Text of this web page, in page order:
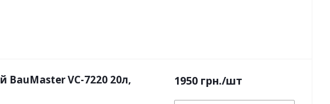
VC-7220 20л,
1950 грн./шт